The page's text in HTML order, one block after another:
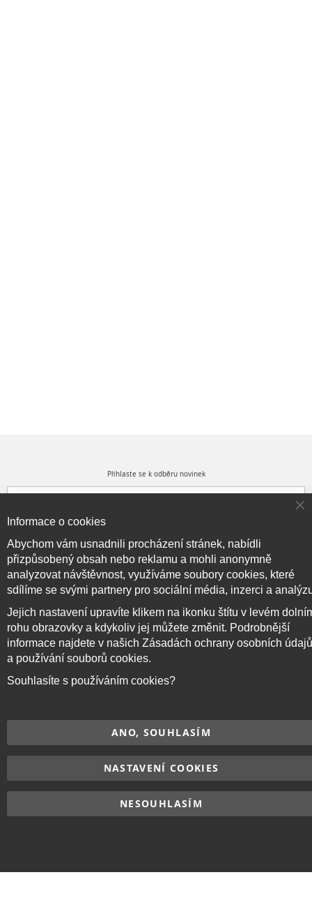
Přihlaste se k odběru novinek
Copyright © 2017–2026
, Všechna práva
vyhrazena.
Informace o cookies
Abychom vám usnadnili procházení stránek, nabídli
přizpůsobený obsah nebo reklamu a mohli anonymně
analyzovat návštěvnost, využíváme soubory cookies, které
sdílíme se svými partnery pro sociální média, inzerci a
Jejich nastavení upravíte klikem na ikonku štítu v levém
rohu obrazovky a kdykoliv jej můžete změnit. Podrobnější
informace najdete v našich Zásadách ochrany osobních údajů
a používání souborů cookies.
Souhlasíte s používáním cookies?
ANO, SOUHLASÍM
NASTAVENÍ COOKIES
NESOUHLASÍM